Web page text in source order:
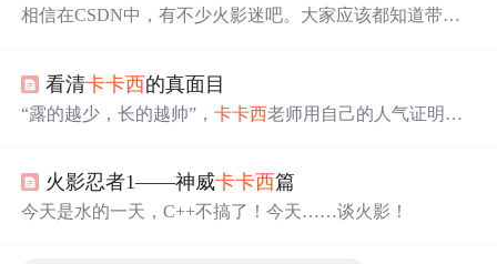
主题内容:火影之
卡卡西壁纸下载《鼠标右键另存为本地》
相信在CSDN中，有不少火影迷吧。大家应该都知道带土
带土的眼因悲痛和仇恨进化成了万花筒写轮眼，而带土留
给卡卡西的那只写轮眼也同时进化。今天我们就一起用Pyt
看清卡卡西的真面目
“露的越少，长的越帅”，卡卡西老师用自己的人气证明了
是你瞎说吧）！不过，随着乾贞治眼睛的真实展现，他的
神秘感和人气就一同降落了；而至今藏而不露的 卡卡
火影忍者1——神威卡卡西篇
今天是水的一天，C++不搞了！今天……谈火影！